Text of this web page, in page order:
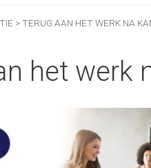
> TERUG AAN HET WERK NA
het werk